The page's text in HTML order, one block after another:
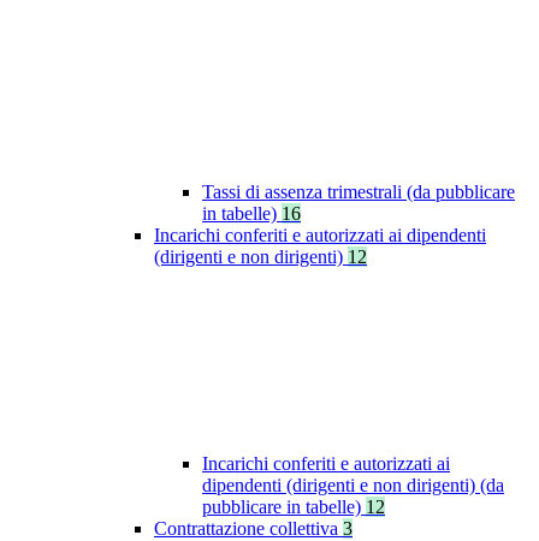
Tassi di assenza trimestrali (da pubblicare
in tabelle) 16
Incarichi conferiti e autorizzati ai dipendenti
(dirigenti e non dirigenti) 12
Incarichi conferiti e autorizzati ai
dipendenti (dirigenti e non dirigenti) (da
pubblicare in tabelle) 12
Contrattazione collettiva 3